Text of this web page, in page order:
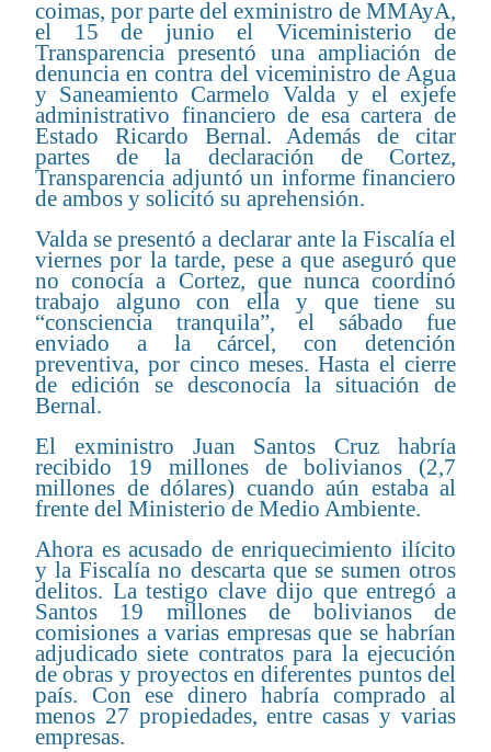
coimas, por parte del exministro de MMAyA,
el 15 de junio el Viceministerio de
Transparencia presentó una ampliación de
denuncia en contra del viceministro de Agua
y Saneamiento Carmelo Valda y el exjefe
administrativo financiero de esa cartera de
Estado Ricardo Bernal. Además de citar
partes de la declaración de Cortez,
Transparencia adjuntó un informe financiero
de ambos y solicitó su aprehensión.
Valda se presentó a declarar ante la Fiscalía el
viernes por la tarde, pese a que aseguró que
no conocía a Cortez, que nunca coordinó
trabajo alguno con ella y que tiene su
“consciencia tranquila”, el sábado fue
enviado a la cárcel, con detención
preventiva, por cinco meses. Hasta el cierre
de edición se desconocía la situación de
Bernal.
El exministro Juan Santos Cruz habría
recibido 19 millones de bolivianos (2,7
millones de dólares) cuando aún estaba al
frente del Ministerio de Medio Ambiente.
Ahora es acusado de enriquecimiento ilícito
y la Fiscalía no descarta que se sumen otros
delitos. La testigo clave dijo que entregó a
Santos 19 millones de bolivianos de
comisiones a varias empresas que se habrían
adjudicado siete contratos para la ejecución
de obras y proyectos en diferentes puntos del
país. Con ese dinero habría comprado al
menos 27 propiedades, entre casas y varias
empresas.